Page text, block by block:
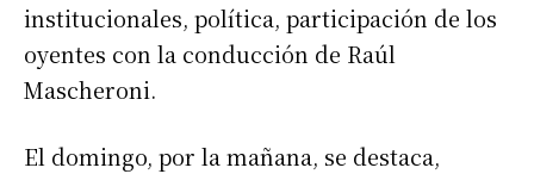
institucionales, política, participación de los
oyentes con la conducción de Raúl
Mascheroni.
El domingo, por la mañana, se destaca,